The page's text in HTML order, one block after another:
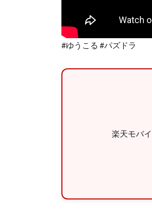
#ゆうこる #パズドラ
楽天モバ